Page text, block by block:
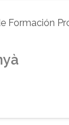
Formación